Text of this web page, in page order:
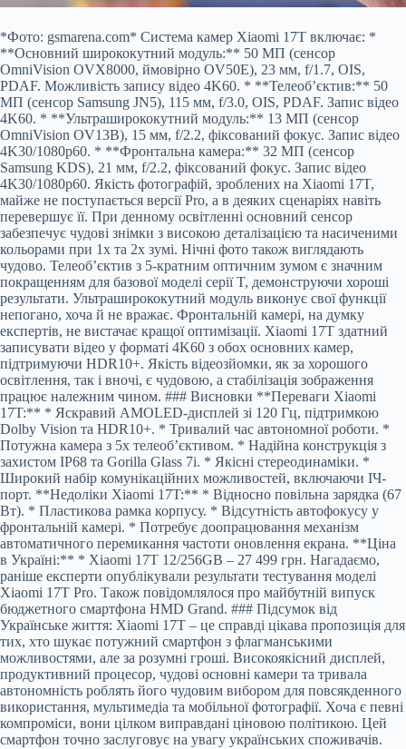
*Фото: gsmarena.com* Система камер Xiaomi 17T включає: *
**Основний ширококутний модуль:** 50 МП (сенсор
OmniVision OVX8000, ймовірно OV50E), 23 мм, f/1.7, OIS,
PDAF. Можливість запису відео 4K60. * **Телеоб’єктив:** 50
МП (сенсор Samsung JN5), 115 мм, f/3.0, OIS, PDAF. Запис відео
4K60. * **Ультраширококутний модуль:** 13 МП (сенсор
OmniVision OV13B), 15 мм, f/2.2, фіксований фокус. Запис відео
4K30/1080p60. * **Фронтальна камера:** 32 МП (сенсор
Samsung KDS), 21 мм, f/2.2, фіксований фокус. Запис відео
4K30/1080p60. Якість фотографій, зроблених на Xiaomi 17T,
майже не поступається версії Pro, а в деяких сценаріях навіть
перевершує її. При денному освітленні основний сенсор
забезпечує чудові знімки з високою деталізацією та насиченими
кольорами при 1x та 2x зумі. Нічні фото також виглядають
чудово. Телеоб’єктив з 5-кратним оптичним зумом є значним
покращенням для базової моделі серії T, демонструючи хороші
результати. Ультраширококутний модуль виконує свої функції
непогано, хоча й не вражає. Фронтальній камері, на думку
експертів, не вистачає кращої оптимізації. Xiaomi 17T здатний
записувати відео у форматі 4K60 з обох основних камер,
підтримуючи HDR10+. Якість відеозйомки, як за хорошого
освітлення, так і вночі, є чудовою, а стабілізація зображення
працює належним чином. ### Висновки **Переваги Xiaomi
17T:** * Яскравий AMOLED-дисплей зі 120 Гц, підтримкою
Dolby Vision та HDR10+. * Тривалий час автономної роботи. *
Потужна камера з 5x телеоб’єктивом. * Надійна конструкція з
захистом IP68 та Gorilla Glass 7i. * Якісні стереодинаміки. *
Широкий набір комунікаційних можливостей, включаючи ІЧ-
порт. **Недоліки Xiaomi 17T:** * Відносно повільна зарядка (67
Вт). * Пластикова рамка корпусу. * Відсутність автофокусу у
фронтальній камері. * Потребує доопрацювання механізм
автоматичного перемикання частоти оновлення екрана. **Ціна
в Україні:** * Xiaomi 17T 12/256GB – 27 499 грн. Нагадаємо,
раніше експерти опублікували результати тестування моделі
Xiaomi 17T Pro. Також повідомлялося про майбутній випуск
бюджетного смартфона HMD Grand. ### Підсумок від
Українське життя: Xiaomi 17T – це справді цікава пропозиція для
тих, хто шукає потужний смартфон з флагманськими
можливостями, але за розумні гроші. Високоякісний дисплей,
продуктивний процесор, чудові основні камери та тривала
автономність роблять його чудовим вибором для повсякденного
використання, мультимедіа та мобільної фотографії. Хоча є певні
компроміси, вони цілком виправдані ціновою політикою. Цей
смартфон точно заслуговує на увагу українських споживачів.